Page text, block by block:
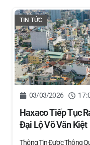
TIN TỨC
03/03/2026
Haxaco Tiếp Tục
Đại Lộ Võ Văn Kiệt
Thông Tin Được Thông